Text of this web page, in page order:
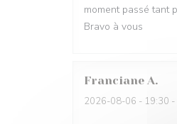
moment passé tant
Bravo à vous
Franciane A
2026-08-06 - 19:30 -